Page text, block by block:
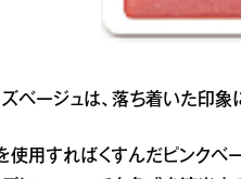
ベージュは、落ち着いた印象
使用すればくすんだピンクベ